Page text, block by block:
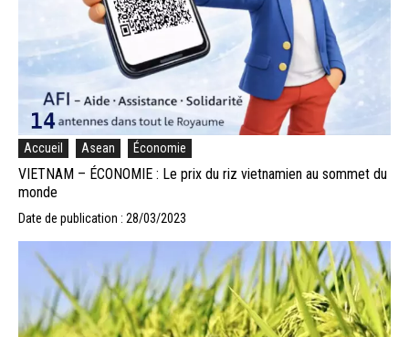
Accueil Asean Économie
VIETNAM – ÉCONOMIE : Le prix du riz vietnamien au sommet du
monde
Date de publication : 28/03/2023